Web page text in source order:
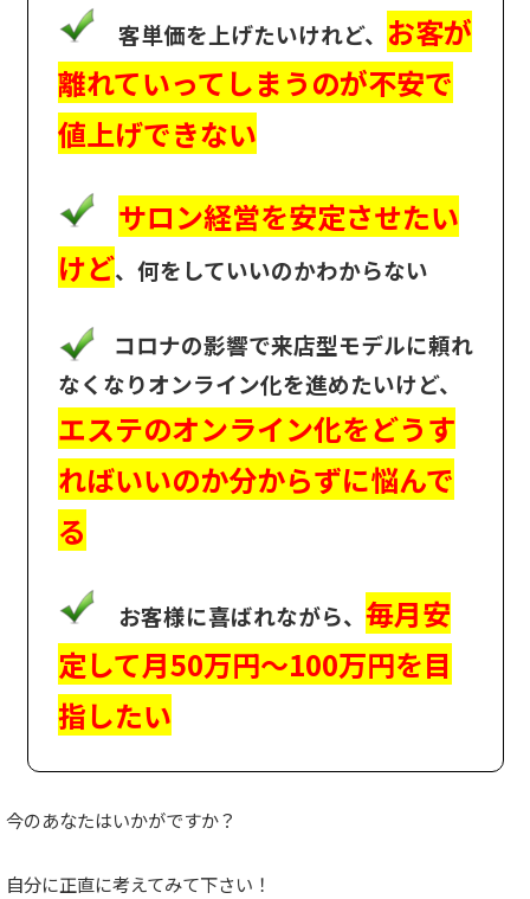
客単価を上げたいけれど、 お客が
離れていってしまうのが不安で
値上げできない
サロン経営を安定させたい
けど、何をしていいのかわからない
コロナの影響で来店型モデルに頼れ
なくなりオンライン化を進めたいけど、
エステのオンライン化をどうす
ればいいのか分からずに悩んで
る
お客様に喜ばれながら、 毎月安
定して月50万円～100万円を目
指したい
今のあなたはいかがですか？
自分に正直に考えてみて下さい！